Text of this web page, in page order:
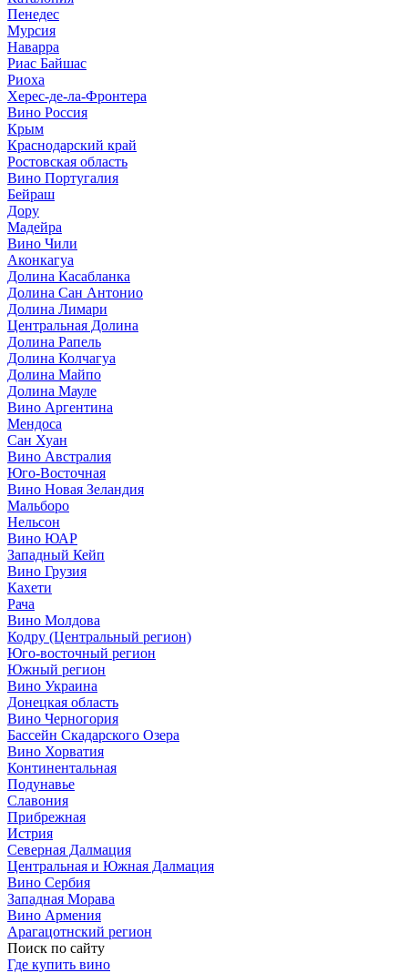
Пенедес
Мурсия
Наварра
Риас Байшас
Риоха
Херес-де-ла-Фронтера
Вино Россия
Крым
Краснодарский край
Ростовская область
Вино Португалия
Бейраш
Дору
Мадейра
Вино Чили
Аконкагуа
Долина Касабланка
Долина Сан Антонио
Долина Лимари
Центральная Долина
Долина Рапель
Долина Колчагуа
Долина Майпо
Долина Мауле
Вино Аргентина
Мендоса
Сан Хуан
Вино Австралия
Юго-Восточная
Вино Новая Зеландия
Мальборо
Нельсон
Вино ЮАР
Западный Кейп
Вино Грузия
Кахети
Рача
Вино Молдова
Кодру (Центральный регион)
Юго-восточный регион
Южный регион
Вино Украина
Донецкая область
Вино Черногория
Бассейн Скадарского Озера
Вино Хорватия
Континентальная
Подунавье
Славония
Прибрежная
Истрия
Северная Далмация
Центральная и Южная Далмация
Вино Сербия
Западная Морава
Вино Армения
Арагацотнский регион
Поиск по сайту
Где купить вино